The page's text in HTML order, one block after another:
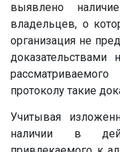
выявлено
владельцев, о
организация не
протоколу такие
Учитывая
наличии в